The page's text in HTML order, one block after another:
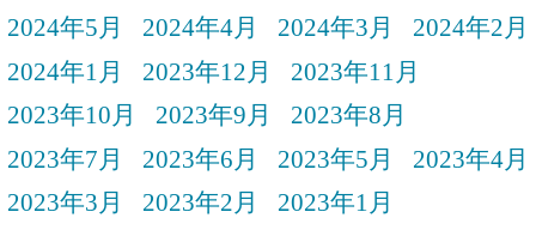
2024年5月
2024年4月 2024年3月
2024年2月
2024年1月
2023年12月
2023年11月
2023年10月
2023年9月
2023年8月
2023年7月
2023年6月 2023年5月
2023年4月
2023年3月
2023年2月
2023年1月